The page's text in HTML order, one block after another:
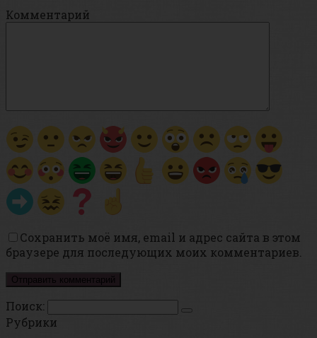
Комментарий
Сохранить моё имя, email и адрес сайта в этом
браузере для последующих моих комментариев.
Поиск:
Рубрики